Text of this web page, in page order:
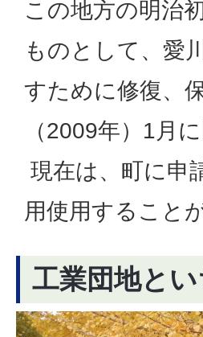
この地方の明治
ものとして、愛
すために修復、
（2009年）1月
現在は、町に申
用使用すること
工業団地と